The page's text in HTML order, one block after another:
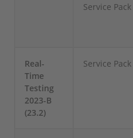
Service Pack
Real-
Time
Testing
2023-B
(23.2)
Service Pack